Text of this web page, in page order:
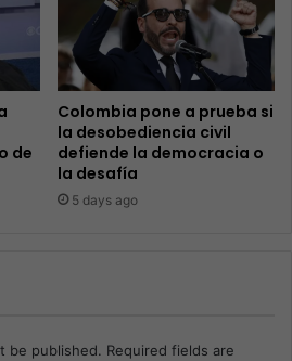
de
Colombia pone a prueba si
la desobediencia civil
defiende la democracia o
la desafía
5 days ago
be published. Required fields are